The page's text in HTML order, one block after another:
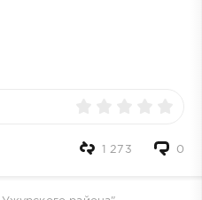
0
1 273